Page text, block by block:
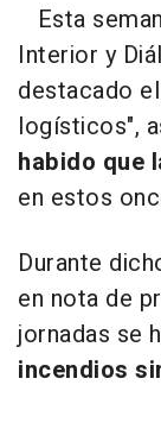
Esta
Interior y
destacado
logísticos",
habido que
en estos
Durante
en nota de
jornadas se
incendios